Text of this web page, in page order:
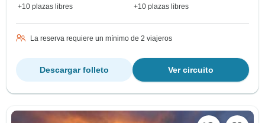
+10 plazas libres +10 plazas libres
La reserva requiere un mínimo de 2 viajeros
Ver circuito
Descargar folleto